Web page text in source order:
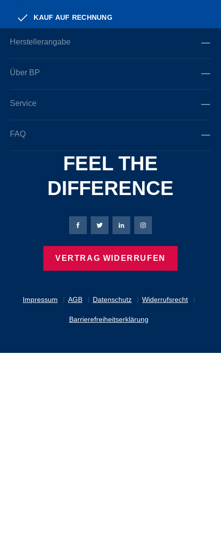
KAUF AUF RECHNUNG
Herstellerangabe
Über BP
Service
FAQ
FEEL THE
DIFFERENCE
Impressum AGB Datenschutz Widerrufsrecht
Barrierefreiheitserklärung
Bierbaum-Proenen Facebook-Seite
Bierbaum-Proenen Twitter Seite
Bierbaum-Proenen LinkedIn
Bierbaum-Proenen
VERTRAG WIDERRUFEN